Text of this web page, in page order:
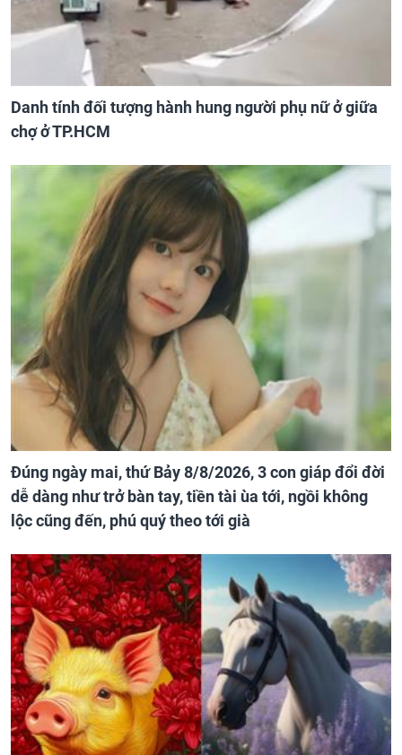
Danh tính đối tượng hành hung người phụ nữ ở giữa
chợ ở TP.HCM
Đúng ngày mai, thứ Bảy 8/8/2026, 3 con giáp đổi đời
dễ dàng như trở bàn tay, tiền tài ùa tới, ngồi không
lộc cũng đến, phú quý theo tới già